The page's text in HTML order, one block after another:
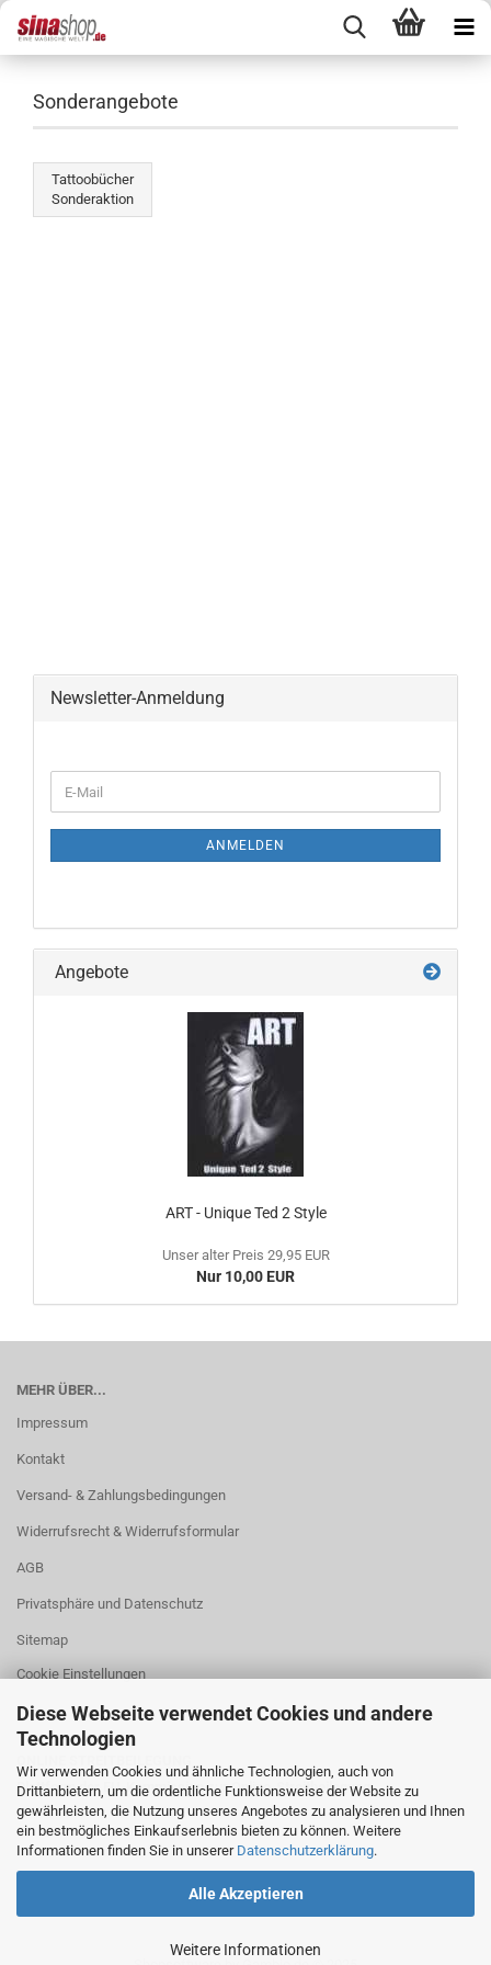
Diese Webseite verwendet Cookies und andere
Technologien
Wir verwenden Cookies und ähnliche Technologien, auch von
Drittanbietern, um die ordentliche Funktionsweise der Website zu
gewährleisten, die Nutzung unseres Angebotes zu analysieren und Ihnen
ein bestmögliches Einkaufserlebnis bieten zu können. Weitere
Informationen finden Sie in unserer Datenschutzerklärung.
Alle Akzeptieren
Weitere Informationen
Sonderangebote
Tattoobücher
Sonderaktion
Newsletter-Anmeldung
ZUR
E-
Mail
ANMELDEN
Angebote
ART - Unique Ted 2 Style
Unser alter Preis 29,95 EUR
Nur 10,00 EUR
MEHR ÜBER...
Impressum
Kontakt
Versand- & Zahlungsbedingungen
Widerrufsrecht & Widerrufsformular
AGB
Privatsphäre und Datenschutz
Sitemap
Cookie Einstellungen
Plattform der EU-Kommission zur Online-Streitbeilegung